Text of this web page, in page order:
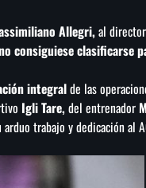
Allegri,al
consiguiese clasificarse
integralde las
Igli Tare,del entrenador
trabajo y dedicación al